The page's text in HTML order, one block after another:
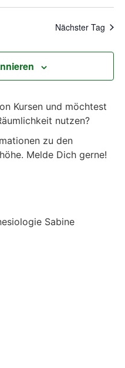
Nächster Tag
Kursen und möchtest
nutzen?
zu den
Melde Dich gerne!